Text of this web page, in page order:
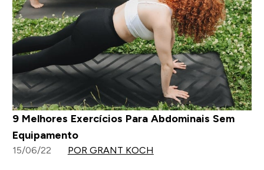
9 Melhores Exercícios Para Abdominais Sem
Equipamento
15/06/22 POR GRANT KOCH